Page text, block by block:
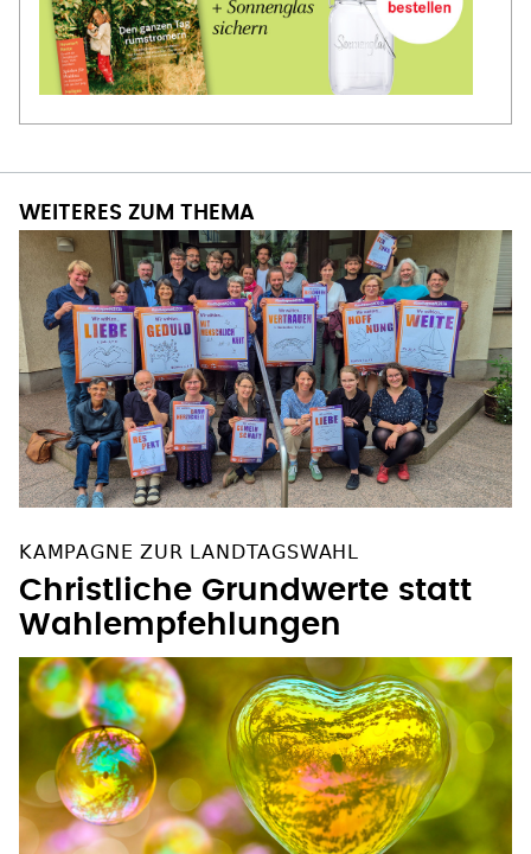
WEITERES ZUM THEMA
KAMPAGNE ZUR LANDTAGSWAHL
Christliche Grundwerte statt
Wahlempfehlungen